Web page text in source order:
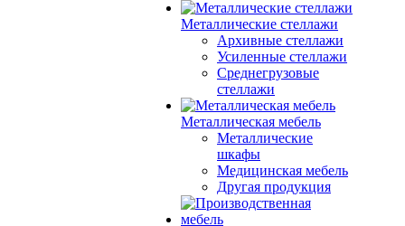
Металлические стеллажи
Архивные стеллажи
Усиленные стеллажи
Среднегрузовые
стеллажи
Металлическая мебель
Металлические
шкафы
Медицинская мебель
Другая продукция